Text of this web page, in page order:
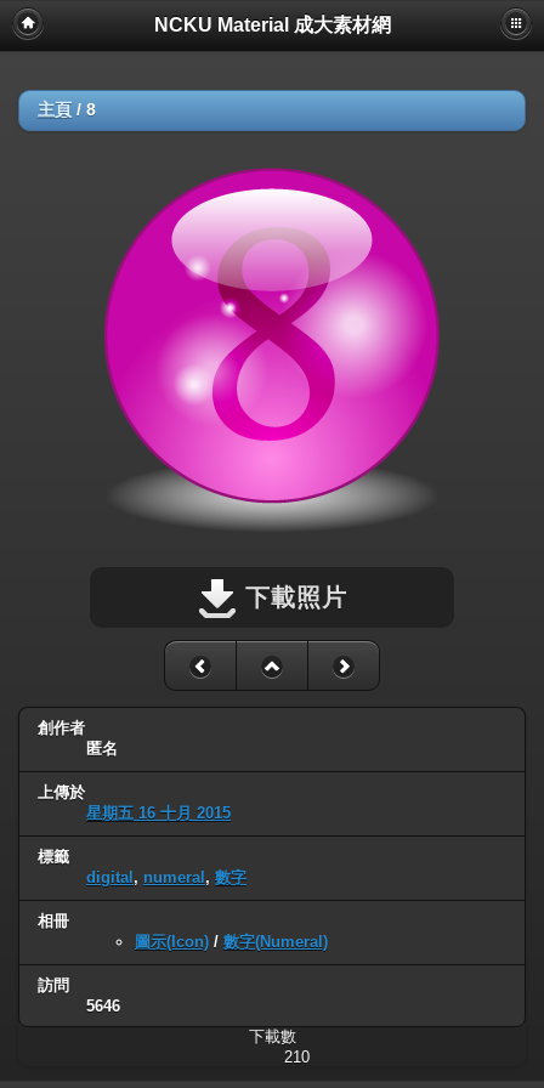
NCKU Material 成大素材網
主頁 / 8
下載照片
創作者
匿名
上傳於
星期五 16 十月 2015
標籤
digital , numeral , 數字
相冊
圖示(Icon) / 數字(Numeral)
訪問
5646
下載數
210